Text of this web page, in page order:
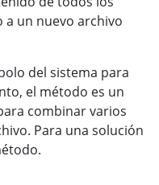
un nuevo archivo
del sistema para
el método es un
combinar varios
Para una solución